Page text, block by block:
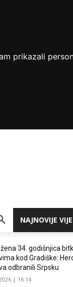
prikazali
NAJNOVIJE
34. godišnjica
kod Gradiške:
odbranili Srpsku
| 16:14